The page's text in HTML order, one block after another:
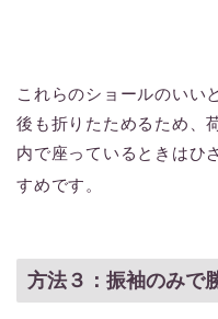
これらのショールのいい
後も折りたためるため、
内で座っているときはひ
すめです。
方法３：振袖のみで